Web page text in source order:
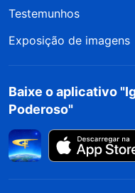
Testemunhos
Exposição de imagens
Baixe o aplicativo
Poderoso"